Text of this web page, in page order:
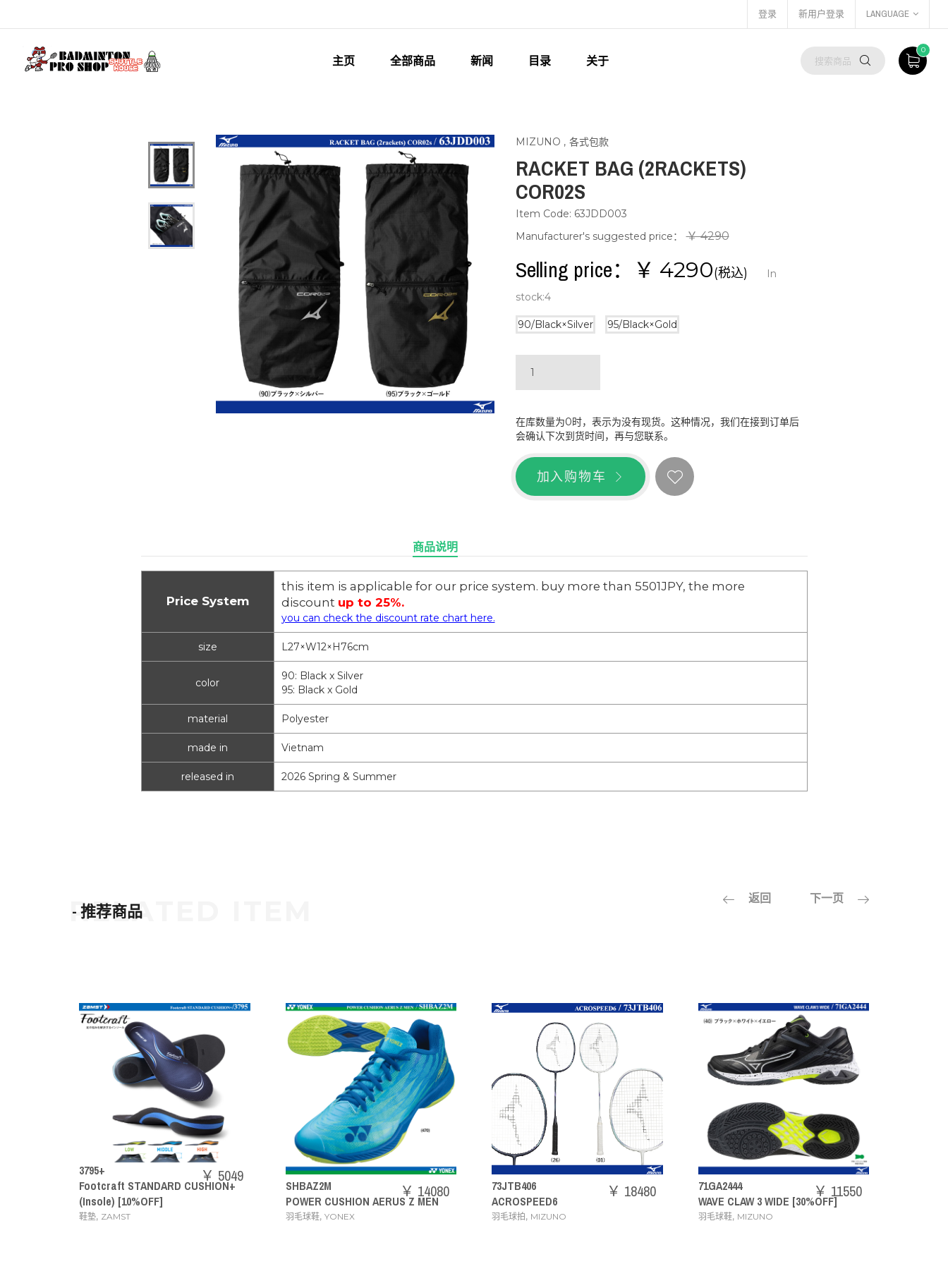
登录 新用户登录 LANGUAGE
主页 全部商品 新闻 目录 关于
0
MIZUNO , 各式包款
RACKET BAG (2RACKETS)
COR02S
Item Code: 63JDD003
Manufacturer's suggested price：
￥ 4290
Selling price：￥ 4290(税込)
In
stock:4
90/Black×Silver 95/Black×Gold
在库数量为0时，表示为没有现货。这种情况，我们在接到订单后
会确认下次到货时间，再与您联系。
加入购物车
商品说明
Price System
this item is applicable for our price system. buy more than 5501JPY, the more
discount up to 25%.
you can check the discount rate chart here.
size L27×W12×H76cm
color
90: Black x Silver
95: Black x Gold
material Polyester
made in Vietnam
released in 2026 Spring & Summer
- 推荐商品
返回 下一页
Footcraft STANDARD CUSHION+
(Insole) [10%OFF]
SHBAZ2M
POWER CUSHION AERUS Z MEN
YONEX
73JTB406
ACROSPEED6
MIZUNO
71GA2444
WAVE CLAW 3 WIDE [30%OFF]
MIZUNO
73JTB403
ACROSPEED3